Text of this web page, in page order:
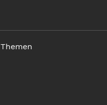
Themen